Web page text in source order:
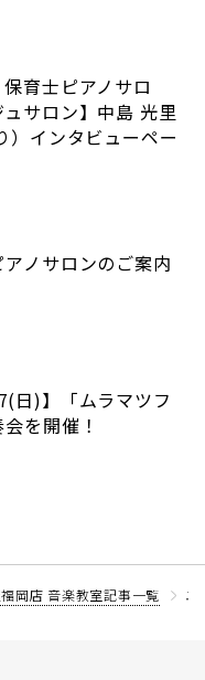
保育士ピアノサロ
サロン】中島 光里
）インタビューペー
ノサロンのご案内
日)】「ムラマツフ
を開催！
岡店 音楽教室記事一覧 ユ